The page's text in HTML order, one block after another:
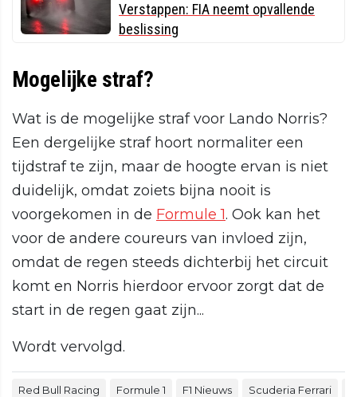
Verstappen: FIA neemt opvallende
beslissing
Mogelijke straf?
Wat is de mogelijke straf voor Lando Norris?
Een dergelijke straf hoort normaliter een
tijdstraf te zijn, maar de hoogte ervan is niet
duidelijk, omdat zoiets bijna nooit is
voorgekomen in de Formule 1. Ook kan het
voor de andere coureurs van invloed zijn,
omdat de regen steeds dichterbij het circuit
komt en Norris hierdoor ervoor zorgt dat de
start in de regen gaat zijn...
Wordt vervolgd.
Red Bull Racing Formule 1 F1 Nieuws Scuderia Ferrari